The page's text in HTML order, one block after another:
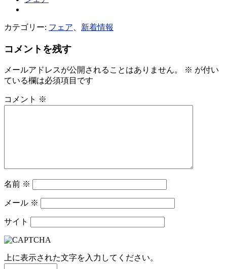
カテゴリー: フェア 新着情報
コメントを残す
メールアドレスが公開されることはありません。 ※ が付い
ている欄は必須項目です
コメント ※
名前 ※
メール ※
サイト
上に表示された文字を入力してください。